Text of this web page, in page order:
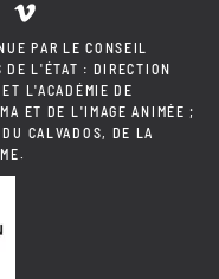
PAR LE CONSEIL
DE L'ÉTAT : DIRECTION
L'ACADÉMIE DE
ET DE L'IMAGE ANIMÉE ;
CALVADOS, DE LA